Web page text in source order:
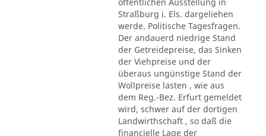
Straßburg i. Els. dargeliehen
werde. Politische Tagesfragen.
Der andauerd niedrige Stand
der Getreidepreise, das Sinken
der Viehpreise und der
überaus ungünstige Stand der
Wollpreise lasten , wie aus
dem Reg.-Bez. Erfurt gemeldet
wird, schwer auf der dortigen
Landwirthschaft , so daß die
financielle Lage der